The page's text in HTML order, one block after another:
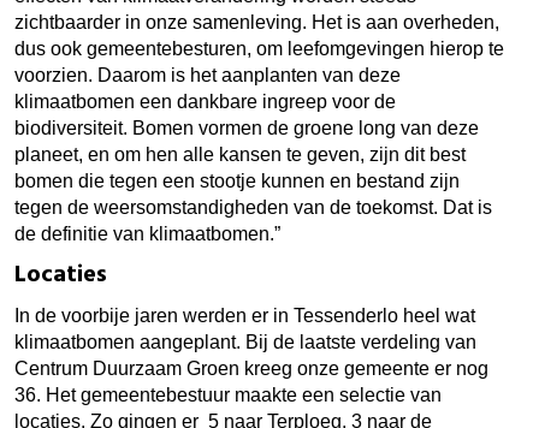
zichtbaarder in onze samenleving. Het is aan overheden,
dus ook gemeentebesturen, om leefomgevingen hierop te
voorzien. Daarom is het aanplanten van deze
klimaatbomen een dankbare ingreep voor de
biodiversiteit. Bomen vormen de groene long van deze
planeet, en om hen alle kansen te geven, zijn dit best
bomen die tegen een stootje kunnen en bestand zijn
tegen de weersomstandigheden van de toekomst. Dat is
de definitie van klimaatbomen.”
Locaties
In de voorbije jaren werden er in Tessenderlo heel wat
klimaatbomen aangeplant. Bij de laatste verdeling van
Centrum Duurzaam Groen kreeg onze gemeente er nog
36. Het gemeentebestuur maakte een selectie van
locaties. Zo gingen er 5 naar Terploeg, 3 naar de